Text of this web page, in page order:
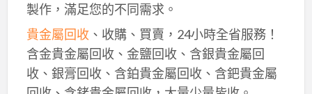
製作，滿足您的不同需求。
貴金屬回收、收購、買賣，24小時全省服務！
含金貴金屬回收、金鹽回收、含銀貴金屬回
收、銀膏回收、含鉑貴金屬回收、含鈀貴金屬